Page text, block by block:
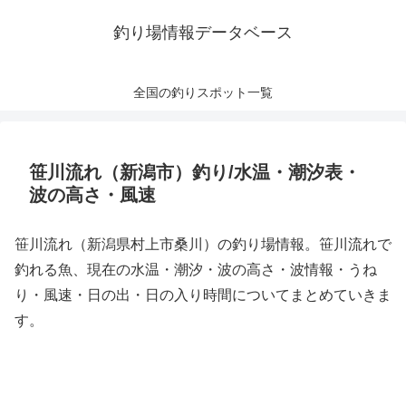
釣り場情報データベース
全国の釣りスポット一覧
笹川流れ（新潟市）釣り/水温・潮汐表・
波の高さ・風速
笹川流れ（新潟県村上市桑川）の釣り場情報。笹川流れで
釣れる魚、現在の水温・潮汐・波の高さ・波情報・うね
り・風速・日の出・日の入り時間についてまとめていきま
す。